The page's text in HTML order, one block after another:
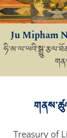
Ju Mipham
Treasury of